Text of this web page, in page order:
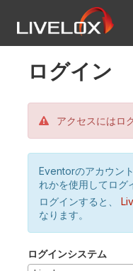
ログイン
アクセスにはロ
Eventorのアカウン
れかを使用してログ
ログインすると、
なります。
ログインシステム